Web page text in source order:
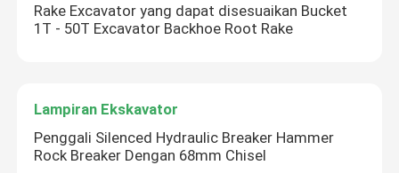
Rake Excavator yang dapat disesuaikan Bucket
1T - 50T Excavator Backhoe Root Rake
Lampiran Ekskavator
Penggali Silenced Hydraulic Breaker Hammer
Rock Breaker Dengan 68mm Chisel